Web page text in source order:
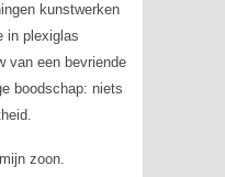
kunstwerken
in plexiglas
van een bevriende
boodschap: niets
zoon.